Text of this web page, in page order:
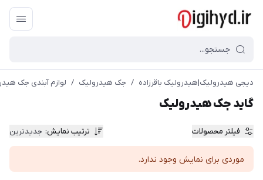
دیجی هیدرولیک|هیدرولیک باقرزاده / جک هیدرولیک / لوازم آبندی جک
گاید جک هیدرولیک
فیلتر محصولات ترتیب نمایش: جدیدترین
موردی برای نمایش وجود ندارد.